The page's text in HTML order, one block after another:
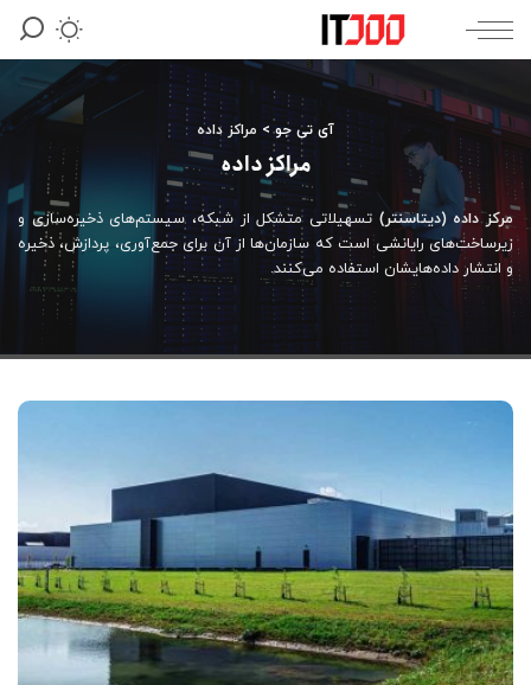
آی تی جو> مراکز داده
مراکز داده
مرکز داده (دیتاسنتر) تسهیلاتی متشکل از شبکه، سیستم‌های ذخیره‌سازی و
زیرساخت‌های رایانشی است که سازمان‌ها از آن برای جمع‌آوری، پردازش، ذخیره
و انتشار داده‌هایشان استفاده می‌کنند.